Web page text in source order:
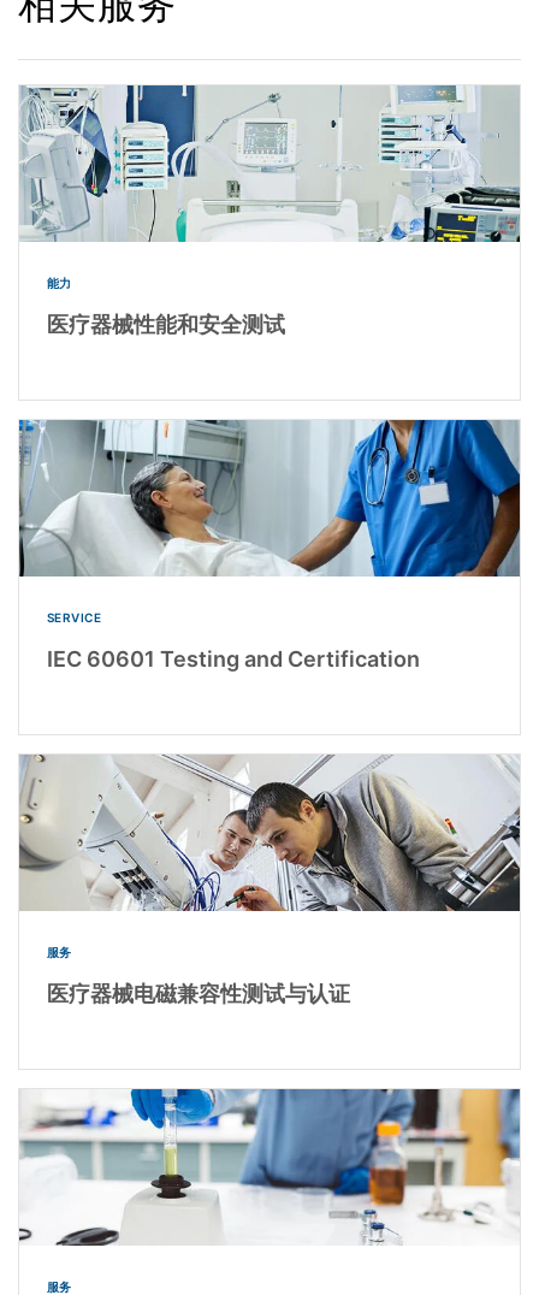
能力
医疗器械性能和安全测试
SERVICE
IEC 60601 Testing and Certification
服务
医疗器械电磁兼容性测试与认证
服务